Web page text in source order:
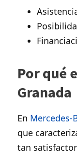
Por qué
Granada
En Mercedes-
que
tan